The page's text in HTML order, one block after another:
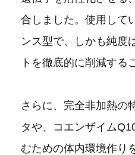
合しました。使用して
ンス型で、しかも純度
トを徹底的に削減する
さらに、完全非加熱の
タや、コエンザイム
むための体内環境作り